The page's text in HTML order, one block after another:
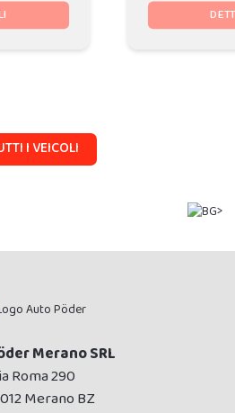
I VEICOLI
Merano SRL
Roma 290
Merano BZ